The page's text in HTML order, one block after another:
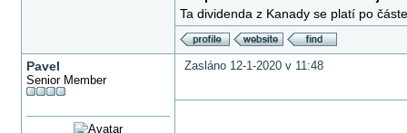
Ta dividenda z Kanady se platí po
Pavel
Senior Member
Zasláno 12-1-2020 v 11:48